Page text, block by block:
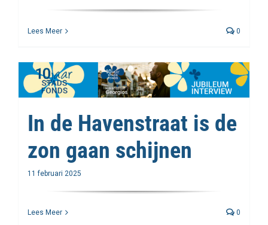
Lees Meer 0
In de Havenstraat is de
zon gaan schijnen
11 februari 2025
Lees Meer 0